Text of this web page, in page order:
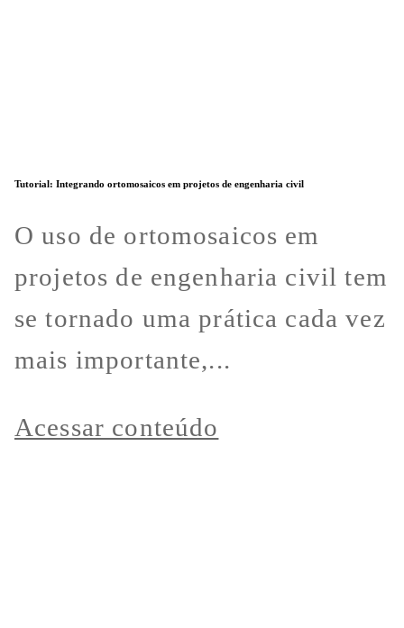
Tutorial: Integrando ortomosaicos em projetos de engenharia civil
O uso de ortomosaicos em
projetos de engenharia civil tem
se tornado uma prática cada vez
mais importante,...
Acessar conteúdo